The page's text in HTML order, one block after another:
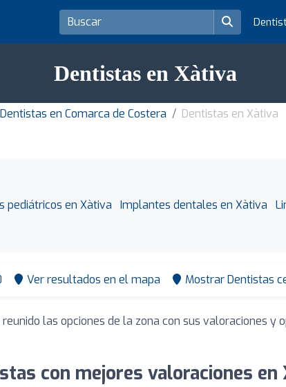
Dentistas en Xàtiva
Dentistas en Comarca de Costera Dentistas en Xàtiva
pediátricos en Xàtiva Implantes dentales en Xàtiva
Ver resultados en el mapa Mostrar Dentistas
reunido las opciones de la zona con sus valoraciones y
con mejores valoraciones en